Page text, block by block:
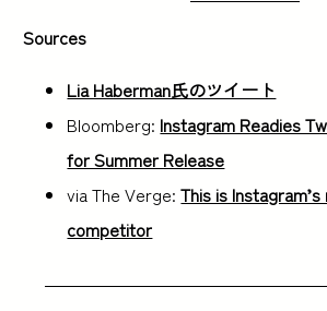
Sources
Lia Haberman氏のツイート
Bloomberg: Instagram Readies
for Summer Release
via The Verge:This is
competitor